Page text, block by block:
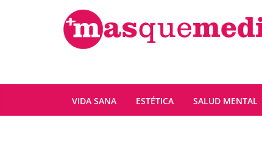
VIDA SANA ESTÉTICA SALUD MENTAL